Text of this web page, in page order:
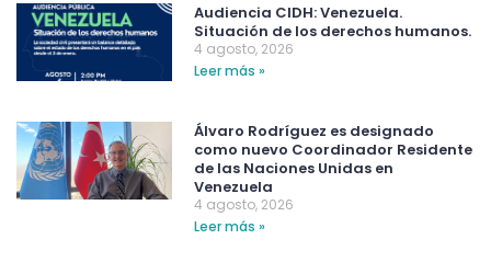
Audiencia CIDH: Venezuela.
Situación de los derechos humanos.
4 agosto, 2026
Leer más »
Álvaro Rodríguez es designado
como nuevo Coordinador Residente
de las Naciones Unidas en
Venezuela
4 agosto, 2026
Leer más »